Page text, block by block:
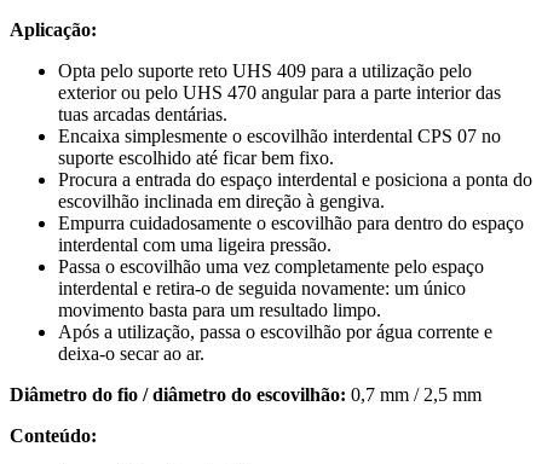
Aplicação:
Opta pelo suporte reto UHS 409 para a utilização pelo
exterior ou pelo UHS 470 angular para a parte interior das
tuas arcadas dentárias.
Encaixa simplesmente o escovilhão interdental CPS 07 no
suporte escolhido até ficar bem fixo.
Procura a entrada do espaço interdental e posiciona a ponta do
escovilhão inclinada em direção à gengiva.
Empurra cuidadosamente o escovilhão para dentro do espaço
interdental com uma ligeira pressão.
Passa o escovilhão uma vez completamente pelo espaço
interdental e retira-o de seguida novamente: um único
movimento basta para um resultado limpo.
Após a utilização, passa o escovilhão por água corrente e
deixa-o secar ao ar.
Diâmetro do fio / diâmetro do escovilhão: 0,7 mm / 2,5 mm
Conteúdo: